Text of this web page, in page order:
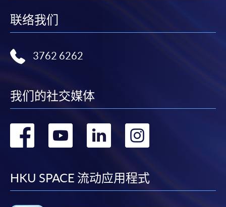
联络我们
3762 6262
我们的社交媒体
转
facebook
转
youtube
转
linkedin
转
HKU SPACE 流动应用程式